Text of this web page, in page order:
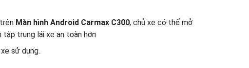
Màn hình Android Carmax C300, chủ xe có thể mở
trung lái xe an toàn hơn
sử dụng.